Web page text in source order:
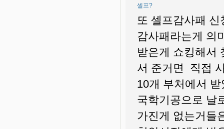
셀프?
또 셀프감사패
감사패라는게 의
받은게 쇼킹해서
서 준거면 직접
10개 부처에서
국학기공으로 날
가진게 없는거들